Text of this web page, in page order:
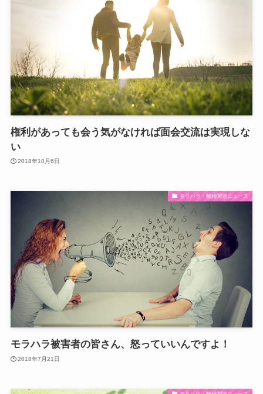
権利があっても会う気がなければ面会交流は実現しな
い
2018年10月6日
モラハラ・離婚関連ニュース
モラハラ被害者の皆さん、怒っていいんですよ！
2018年7月21日